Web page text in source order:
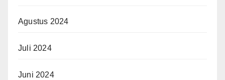
Agustus 2024
Juli 2024
Juni 2024